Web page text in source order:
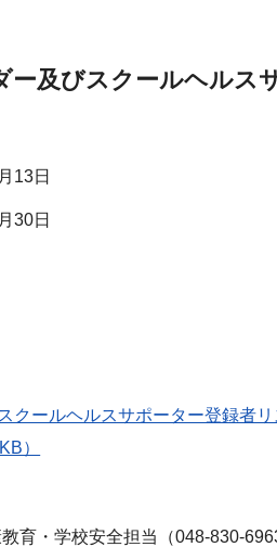
及びスクールヘルス
13日
30日
クールヘルスサポーター登録者
）
育・学校安全担当（048-830-